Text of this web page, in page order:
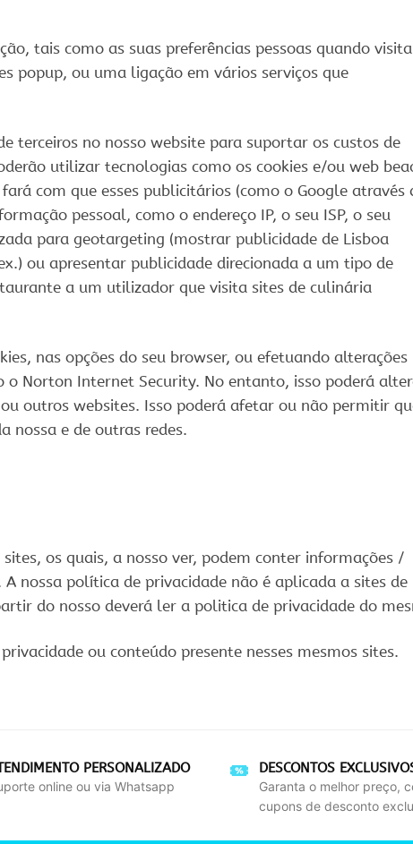
tais como as suas preferências pessoas quando
popup, ou uma ligação em vários serviços que
terceiros no nosso website para suportar os custos de
utilizar tecnologias como os cookies e/ou web
com que esses publicitários (como o Google através
pessoal, como o endereço IP, o seu ISP, o seu
para geotargeting (mostrar publicidade de Lisboa
ou apresentar publicidade direcionada a um tipo de
a um utilizador que visita sites de culinária
nas opções do seu browser, ou efetuando alterações
Norton Internet Security. No entanto, isso poderá
outros websites. Isso poderá afetar ou não permitir
nossa e de outras redes.
os quais, a nosso ver, podem conter informações /
nossa política de privacidade não é aplicada a sites de
do nosso deverá ler a politica de privacidade do
ou conteúdo presente nesses mesmos sites.
PERSONALIZADO
online ou via Whatsapp
DESCONTOS
Garanta o melhor preço,
cupons de desconto